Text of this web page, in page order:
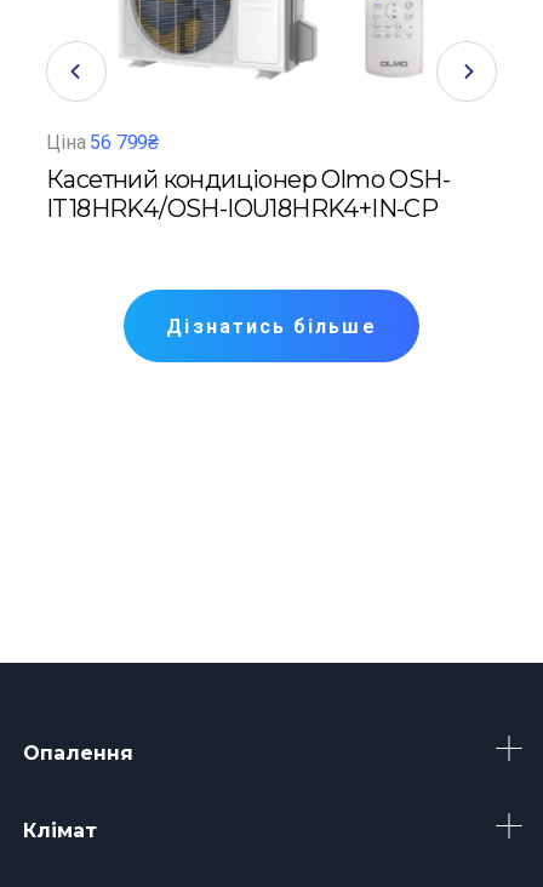
Ціна 56 799₴
Касетний кондиціонер Olmo OSH-
IT18HRK4/OSH-IOU18HRK4+IN-CP
Дізнатись більше
Опалення
Клімат